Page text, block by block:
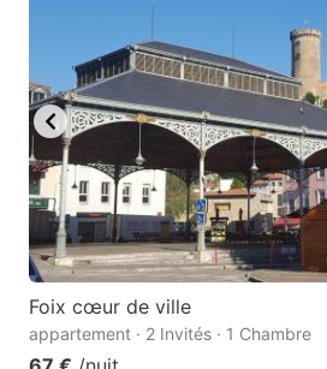
mark
key
to
get
the
keyboard
shortcuts
for
changing
Foix cœur de ville
appartement · 2 Invités · 1 Chambre